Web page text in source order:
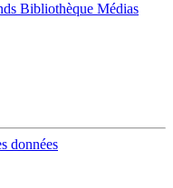
Bibliothèque Médias
données